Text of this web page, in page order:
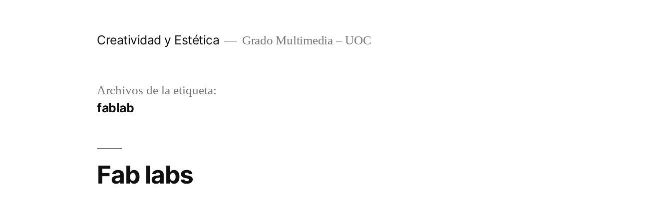
Creatividad y Estética Grado Multimedia – UOC
Archivos de la etiqueta:
fablab
Fab labs